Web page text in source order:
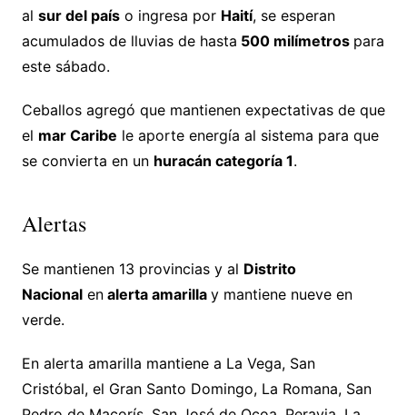
al sur del paíso ingresa por Haití, se esperan
acumulados de lluvias de hasta 500 milímetros para
este sábado.
Ceballos agregó que mantienen expectativas de que
el mar Caribe le aporte energía al sistema para que
se convierta en un huracán categoría 1.
Alertas
Se mantienen 13 provincias y al Distrito
Nacionalenalerta amarilla y mantiene nueve en
verde.
En alerta amarilla mantiene a La Vega, San
Cristóbal, el Gran Santo Domingo, La Romana, San